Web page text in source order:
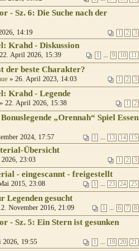
- Sz. 6: Die Suche nach der
1 2 3
14:19
Krahd - Diskussion
1 ... 9 10 11
April 2026, 15:39
der beste Charakter?
1 2 3
» 26. April 2023, 14:03
Krahd - Legende
1 2
» 22. April 2026, 15:38
„Orennah“ Spiel Essen
1 ... 13 14 15
2024, 17:57
Übersicht
1 2 3
23:03
- eingescannt - freigestellt
1 ... 23 24 25
2015, 23:08
Legenden gesucht
1 ... 6 7 8
November 2016, 21:09
- Sz. 5: Ein Stern ist gesunken
1 ... 19 20 21
2026, 19:55